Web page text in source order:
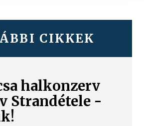
CIKKEK
halkonzerv
Strandétele -